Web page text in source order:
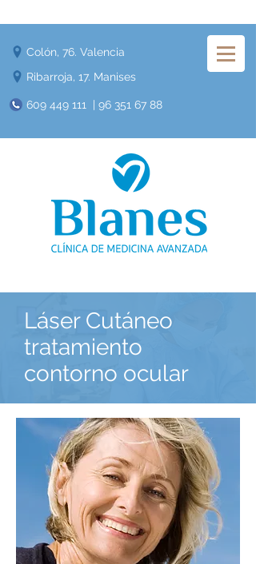
Colón, 76. Valencia
Ribarroja, 17. Manises
609 449 111 96 351 67 88
​Láser Cutáneo
tratamiento
contorno ocular